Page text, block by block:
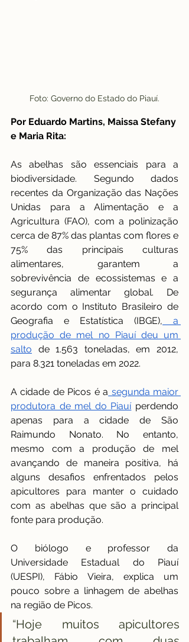
Foto: Governo do Estado do Piauí.
Por Eduardo Martins, Maissa Stefany
e Maria Rita:
As abelhas são essenciais para a
biodiversidade. Segundo dados
recentes da Organização das Nações
Unidas para a Alimentação e a
Agricultura (FAO), com a polinização
cerca de 87% das plantas com flores e
75% das principais culturas
alimentares, garantem a
sobrevivência de ecossistemas e a
segurança alimentar global. De
acordo com o Instituto Brasileiro de
Geografia e Estatística (IBGE), a
produção de mel no Piauí deu um
salto de 1.563 toneladas, em 2012,
para 8.321 toneladas em 2022.
A cidade de Picos é a segunda maior
produtora de mel do Piauí perdendo
apenas para a cidade de São
Raimundo Nonato. No entanto,
mesmo com a produção de mel
avançando de maneira positiva, há
alguns desafios enfrentados pelos
apicultores para manter o cuidado
com as abelhas que são a principal
fonte para produção.
O biólogo e professor da
Universidade Estadual do Piauí
(UESPI), Fábio Vieira, explica um
pouco sobre a linhagem de abelhas
na região de Picos.
“Hoje muitos apicultores